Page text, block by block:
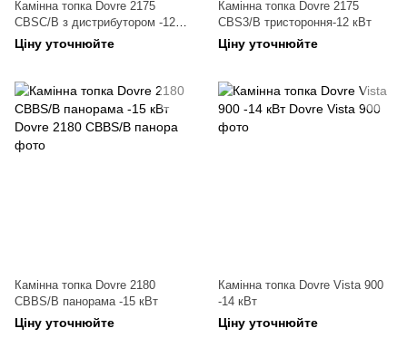
Камінна топка Dovre 2175
CBSC/B з дистрибутором -12
кВт
Ціну уточнюйте
Камінна топка Dovre 2175
CBS3/B тристороння-12 кВт
Ціну уточнюйте
Камінна топка Dovre 2180
CBBS/B панорама -15 кВт
Ціну уточнюйте
Камінна топка Dovre Vista 900
-14 кВт
Ціну уточнюйте